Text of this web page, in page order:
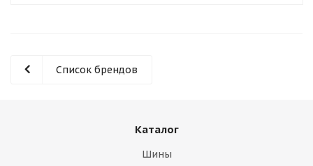
Список брендов
Каталог
Шины